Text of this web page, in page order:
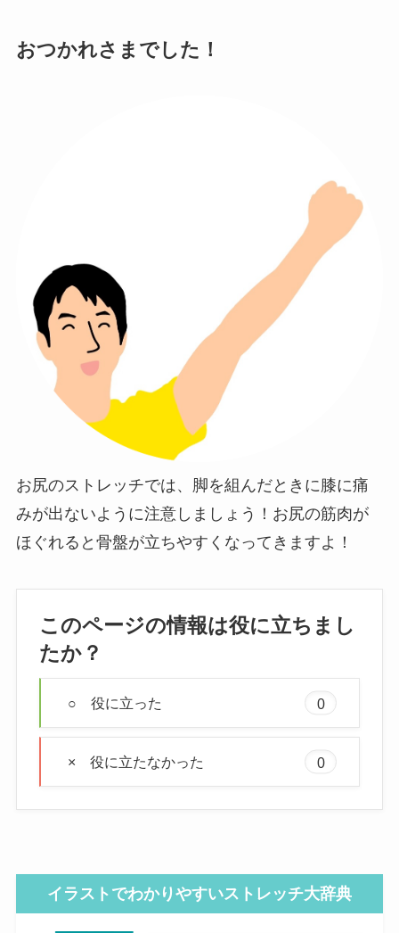
おつかれさまでした！
お尻のストレッチでは、脚を組んだときに膝に痛
みが出ないように注意しましょう！お尻の筋肉が
ほぐれると骨盤が立ちやすくなってきますよ！
このページの情報は役に立ちまし
たか？
○ 役に立った 0
× 役に立たなかった 0
イラストでわかりやすいストレッチ大辞典